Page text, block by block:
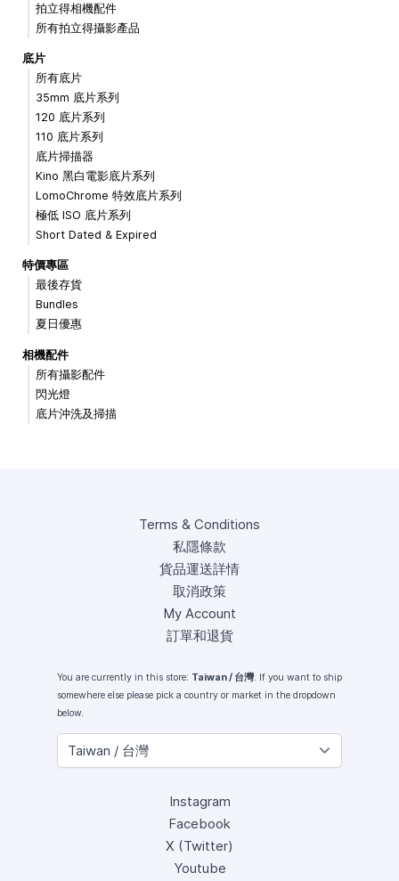
拍立得相機配件
所有拍立得攝影產品
底片
所有底片
35mm 底片系列
120 底片系列
110 底片系列
底片掃描器
Kino 黑白電影底片系列
LomoChrome 特效底片系列
極低 ISO 底片系列
Short Dated & Expired
特價專區
最後存貨
Bundles
夏日優惠
相機配件
所有攝影配件
閃光燈
底片沖洗及掃描
Terms & Conditions
私隱條款
貨品運送詳情
取消政策
My Account
訂單和退貨
You are currently in this store: Taiwan / 台灣. If you want to ship
somewhere else please pick a country or market in the dropdown
below.
Instagram
Facebook
X (Twitter)
Youtube